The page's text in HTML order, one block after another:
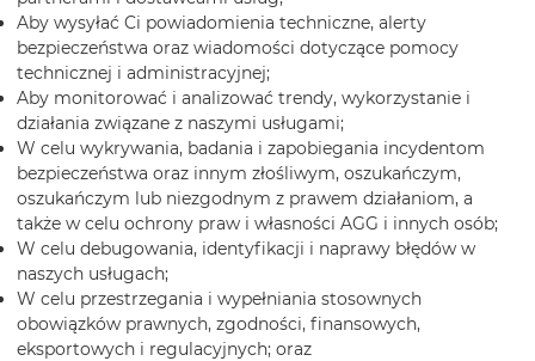
Aby wysyłać Ci powiadomienia techniczne, alerty
bezpieczeństwa oraz wiadomości dotyczące pomocy
technicznej i administracyjnej;
Aby monitorować i analizować trendy, wykorzystanie i
działania związane z naszymi usługami;
W celu wykrywania, badania i zapobiegania incydentom
bezpieczeństwa oraz innym złośliwym, oszukańczym,
oszukańczym lub niezgodnym z prawem działaniom, a
także w celu ochrony praw i własności AGG i innych osób;
W celu debugowania, identyfikacji i naprawy błędów w
naszych usługach;
W celu przestrzegania i wypełniania stosownych
obowiązków prawnych, zgodności, finansowych,
eksportowych i regulacyjnych; oraz